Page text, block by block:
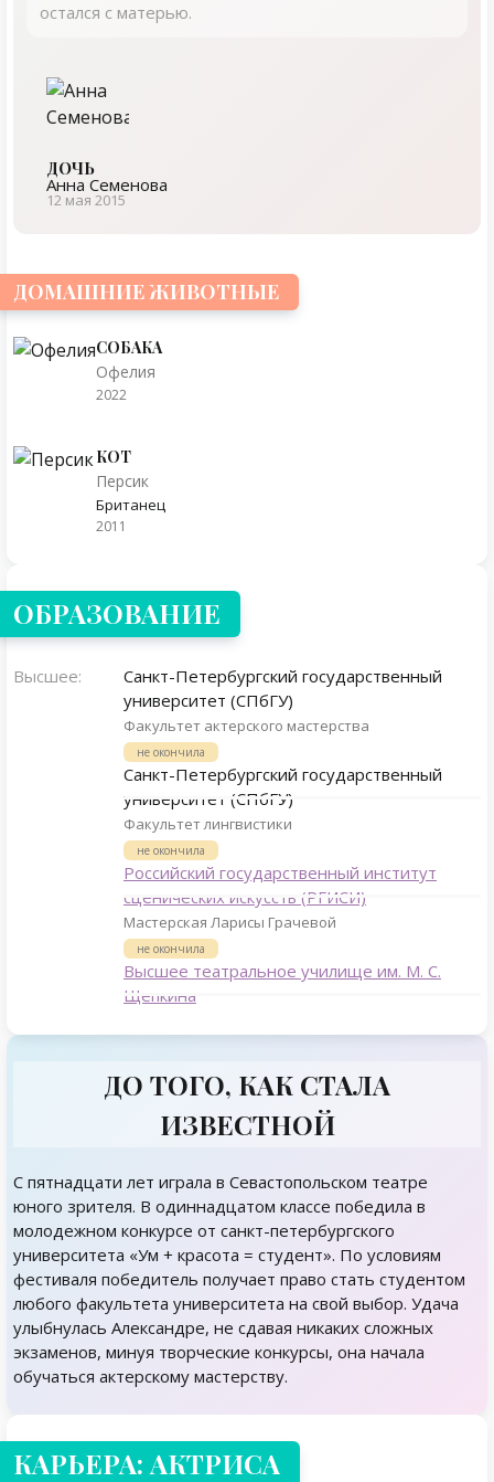
остался с матерью.
ДОЧЬ
Анна Семенова
12 мая 2015
ДОМАШНИЕ ЖИВОТНЫЕ
СОБАКА
Офелия
2022
КОТ
Персик
Британец
2011
ОБРАЗОВАНИЕ
Высшее:
Санкт-Петербургский государственный
университет (СПбГУ)
Факультет актерского мастерства
не окончила
Санкт-Петербургский государственный
университет (СПбГУ)
Факультет лингвистики
не окончила
Российский государственный институт
сценических искусств (РГИСИ)
Мастерская Ларисы Грачевой
не окончила
Высшее театральное училище им. М. С.
Щепкина
ДО ТОГО, КАК СТАЛА
ИЗВЕСТНОЙ
С пятнадцати лет играла в Севастопольском театре
юного зрителя. В одиннадцатом классе победила в
молодежном конкурсе от санкт-петербургского
университета «Ум + красота = студент». По условиям
фестиваля победитель получает право стать студентом
любого факультета университета на свой выбор. Удача
улыбнулась Александре, не сдавая никаких сложных
экзаменов, минуя творческие конкурсы, она начала
обучаться актерскому мастерству.
КАРЬЕРА: АКТРИСА